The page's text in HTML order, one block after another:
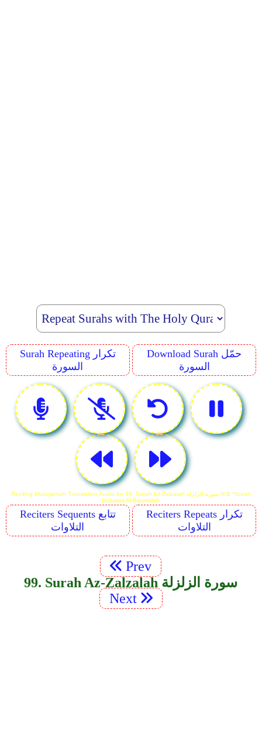
Surah Repeating تكرار
السورة
Download Surah حمّل
السورة
Reciting Mutarjamah Translation Audio for 99. Surah Az-Zalzalah سورة الزلزلة N.B *Surah
Includes Al-Basmalah
Reciters Sequents تتابع
التلاوات
Reciters Repeats تكرار
التلاوات
Prev
99. Surah Az-Zalzalah سورة الزلزلة
Next